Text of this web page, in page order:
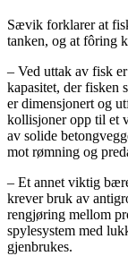
Sævik forklarer at
tanken, og at fôring
– Ved uttak av fisk
kapasitet, der fisken
er dimensjonert og
kollisjoner opp til et
av solide
mot rømning og
– Et annet viktig
krever bruk av
rengjøring mellom
spylesystem med
gjenbrukes.